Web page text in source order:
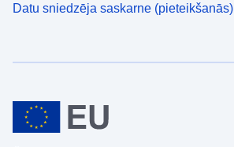
Datu sniedzēja saskarne (pieteikšanās)